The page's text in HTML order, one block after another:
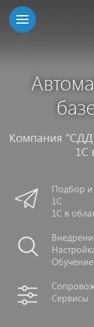
Компания
1С
Подбор и
1С
1С в
Сервисы